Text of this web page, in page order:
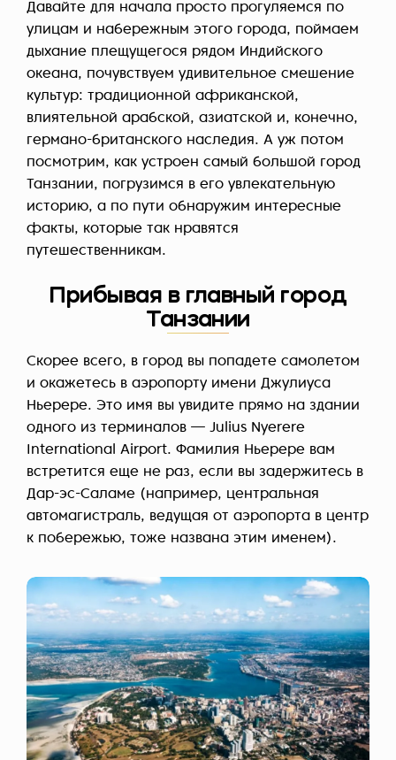
Давайте для начала просто прогуляемся по
улицам и набережным этого города, поймаем
дыхание плещущегося рядом Индийского
океана, почувствуем удивительное смешение
культур: традиционной африканской,
влиятельной арабской, азиатской и, конечно,
германо-британского наследия. А уж потом
посмотрим, как устроен самый большой город
Танзании, погрузимся в его увлекательную
историю, а по пути обнаружим интересные
факты, которые так нравятся
путешественникам.
Прибывая в главный город
Танзании
Скорее всего, в город вы попадете самолетом
и окажетесь в аэропорту имени Джулиуса
Ньерере. Это имя вы увидите прямо на здании
одного из терминалов — Julius Nyerere
International Airport. Фамилия Ньерере вам
встретится еще не раз, если вы задержитесь в
Дар-эс-Саламе (например, центральная
автомагистраль, ведущая от аэропорта в центр
к побережью, тоже названа этим именем).